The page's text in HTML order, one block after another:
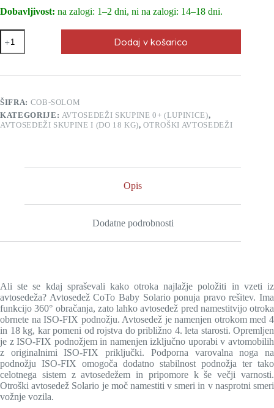
Dobavljivost: na zalogi: 1–2 dni, ni na zalogi: 14–18 dni.
Avtosedež
CoTo
Baby
ISO-
olive
melange
0–
18
Dodaj v košarico
ŠIFRA: COB-SOLOM
KATEGORIJE: AVTOSEDEŽI SKUPINE 0+ (LUPINICE),
AVTOSEDEŽI SKUPINE I (DO 18 KG),OTROŠKI AVTOSEDEŽI
Opis
Dodatne podrobnosti
Ali ste se kdaj spraševali kako otroka najlažje položiti in vzeti iz
avtosedeža? Avtosedež CoTo Baby Solario ponuja pravo rešitev. Ima
funkcijo 360° obračanja, zato lahko avtosedež pred namestitvijo otroka
obrnete na ISO-FIX podnožju. Avtosedež je namenjen otrokom med 4
in 18 kg, kar pomeni od rojstva do približno 4. leta starosti. Opremljen
je z ISO-FIX podnožjem in namenjen izključno uporabi v avtomobilih
z originalnimi ISO-FIX priključki. Podporna varovalna noga na
podnožju ISO-FIX omogoča dodatno stabilnost podnožja ter tako
celotnega sistem z avtosedežem in pripomore k še večji varnosti.
Otroški avtosedež Solario je moč namestiti v smeri in v nasprotni smeri
vožnje vozila.